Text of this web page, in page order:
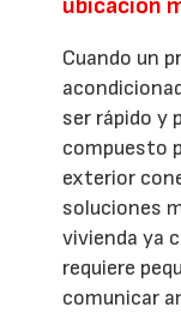
ubicación
Cuando un
ser rápido y
compuesto
exterior
soluciones
vivienda ya
requiere
comunicar